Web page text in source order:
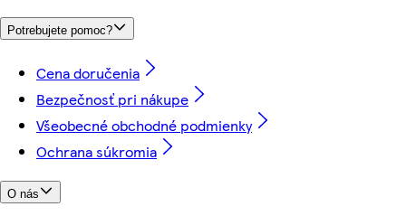
Potrebujete pomoc?
Cena doručenia
Bezpečnosť pri nákupe
Všeobecné obchodné podmienky
Ochrana súkromia
O nás